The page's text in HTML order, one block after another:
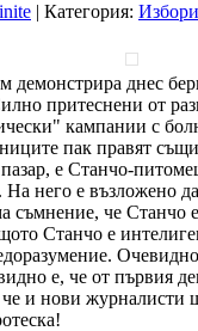
| Категория:
демонстрира днес
притеснени от
кампании с
пак правят
е Станчо-
На него е възложено
че Станчо
Станчо е
Очевидно
е, че от първия
и нови журналисти